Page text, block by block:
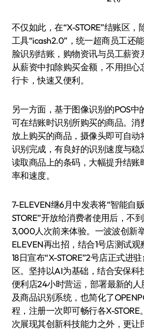
不仅如此，在“X-STORE”结账区
工具“icash2.0”，统一超商员工还
脸识别结账，购物资讯与员工薪资
从薪资中扣除购买金额，不用担心
行卡，快速又便利。
另一方面，基于图像识别的POS中
可在结账时识别所购买的商品。消
放上购买的商品，摄像头即可自动
识别完成，有良好的识别速度与稳
读取商品上的条码，大幅提升结账
率和速度。
7-ELEVEN继6月中发表将“智能自
STORE”开放给消费者使用后，不
3,000人次前来体验。一波波创新
ELEVEN再出招，结合1号店测试观
18日宣布“X-STORE”2号店正式进
区。坚持以AI为基础，结合安保科
便利店24小时营运，部署最新的
及商品识别系统，也简化了
程，注册一次即可畅行各X-STORE
次展现其创新科技能力之外，更让